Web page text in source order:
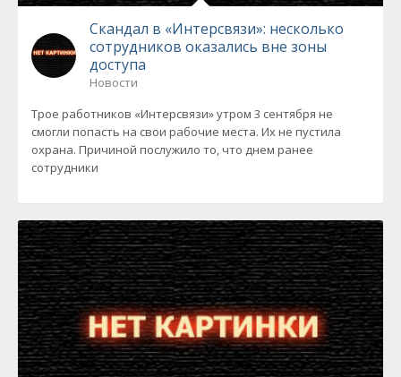
Скандал в «Интерсвязи»: несколько
сотрудников оказались вне зоны
доступа
Новости
Трое работников «Интерсвязи» утром 3 сентября не
смогли попасть на свои рабочие места. Их не пустила
охрана. Причиной послужило то, что днем ранее
сотрудники